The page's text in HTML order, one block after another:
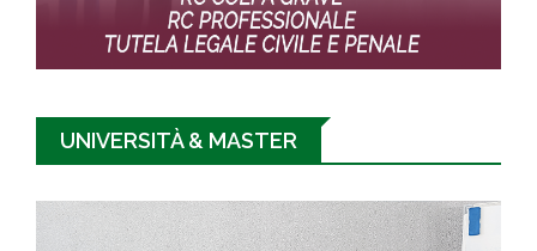
UNIVERSITÀ & MASTER